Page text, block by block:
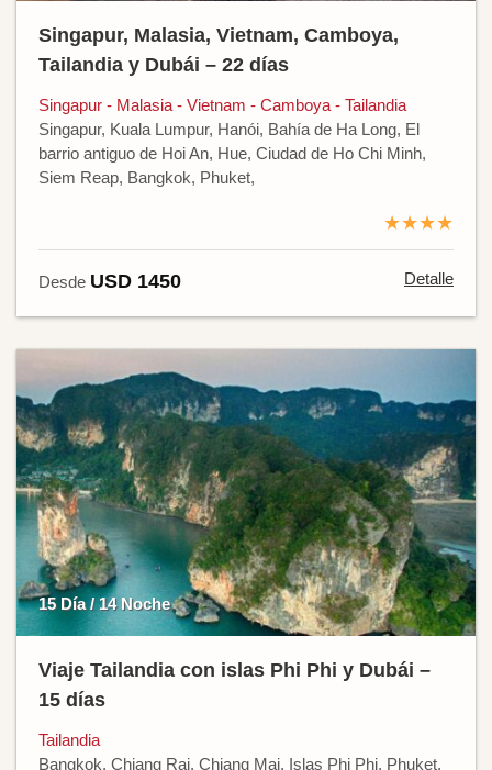
Singapur, Malasia, Vietnam, Camboya,
Tailandia y Dubái – 22 días
Singapur - Malasia - Vietnam - Camboya - Tailandia
Singapur, Kuala Lumpur, Hanói, Bahía de Ha Long, El
barrio antiguo de Hoi An, Hue, Ciudad de Ho Chi Minh,
Siem Reap, Bangkok, Phuket,
★★★★
Desde USD 1450 Detalle
15 Día / 14 Noche
Viaje Tailandia con islas Phi Phi y Dubái –
15 días
Tailandia
Bangkok, Chiang Rai, Chiang Mai, Islas Phi Phi, Phuket,